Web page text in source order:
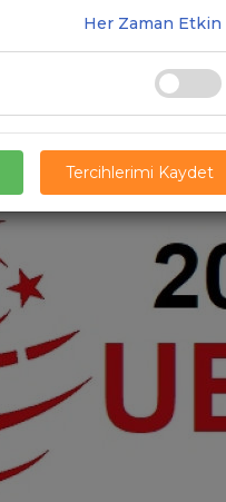
Her Zaman Etkin
Tercihlerimi Kaydet